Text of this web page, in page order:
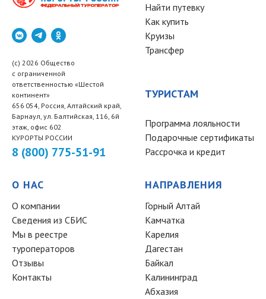
(c) 2026 Общество
с ограниченной
ответственностью «Шестой
континент»
656 054, Россия, Алтайский край,
Барнаул, ул. Балтийская, 116, 6й
этаж, офис 602
КУРОРТЫ РОССИИ
8 (800) 775-51-91
Найти путевку
Как купить
Круизы
Трансфер
ТУРИСТАМ
Программа лояльности
Подарочные сертификаты
Рассрочка и кредит
О НАС
О компании
Сведения из СБИС
Мы в реестре
туроператоров
Отзывы
Контакты
НАПРАВЛЕНИЯ
Горный Алтай
Камчатка
Карелия
Дагестан
Байкал
Калининград
Абхазия